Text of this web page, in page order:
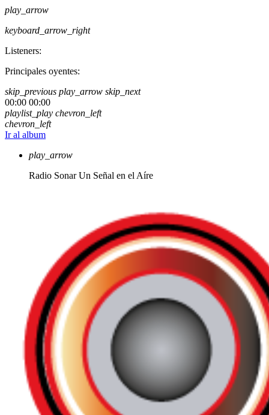
play_arrow
keyboard_arrow_right
Listeners:
Principales oyentes:
skip_previous play_arrow skip_next
00:00 00:00
playlist_play chevron_left
chevron_left
Ir al album
play_arrow
Radio Sonar Un Señal en el Aíre